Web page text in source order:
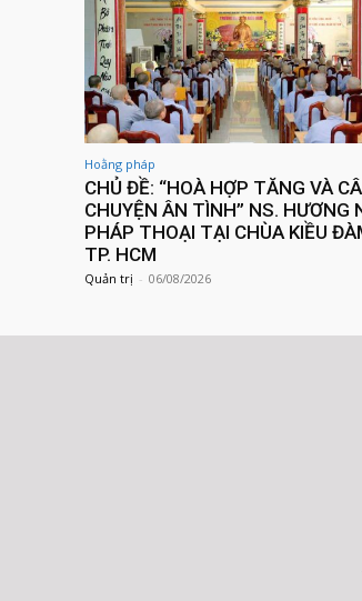
Hoằng pháp
CHỦ ĐỀ: “HOÀ HỢP TĂNG VÀ
CHUYỆN ÂN TÌNH” NS. HƯƠNG
PHÁP THOẠI TẠI CHÙA KIỀU
TP. HCM
Quản trị - 06/08/2026